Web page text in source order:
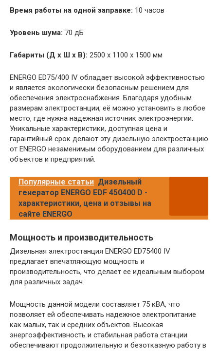
Время работы на одной заправке: 10 часов
Уровень шума: 70 дБ
Габариты (Д х Ш х В): 2500 х 1100 х 1500 мм
ENERGO ED75/400 IV обладает высокой эффективностью
и является экологически безопасным решением для
обеспечения электроснабжения. Благодаря удобным
размерам электростанции, её можно установить в любое
место, где нужна надежная источник электроэнергии.
Уникальные характеристики, доступная цена и
гарантийный срок делают эту дизельную электростанцию
от ENERGO незаменимым оборудованием для различных
объектов и предприятий.
Популярные статьи Дизельный
генератор ENERGO EDF 450400 D -
характеристики, цена и отзывы на
сайте ENERGO
Мощность и производительность
Дизельная электростанция ENERGO ED75400 IV
предлагает впечатляющую мощность и
производительность, что делает ее идеальным выбором
для различных задач.
Мощность данной модели составляет 75 кВА, что
позволяет ей обеспечивать надежное электропитание
как малых, так и средних объектов. Высокая
энергоэффективность и стабильная работа станции
обеспечивают продолжительную и безотказную работу в